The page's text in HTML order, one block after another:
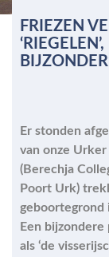
FRIEZEN
Er stonden
van onze
(Berechja
Poort Urk)
geboortegrond
Een
als ‘de